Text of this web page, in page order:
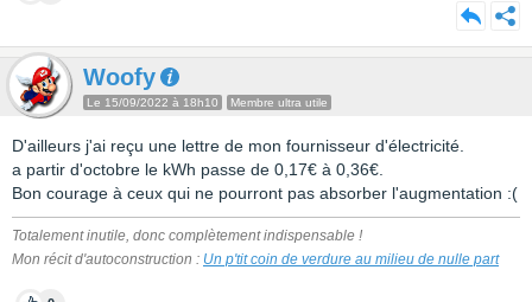
Woofy
Le 15/09/2022 à 18h10 Membre ultra utile
D'ailleurs j'ai reçu une lettre de mon fournisseur d'électricité.
a partir d'octobre le kWh passe de 0,17€ à 0,36€.
Bon courage à ceux qui ne pourront pas absorber l'augmentation :(
Totalement inutile, donc complètement indispensable !
Mon récit d'autoconstruction : Un p'tit coin de verdure au milieu de nulle part